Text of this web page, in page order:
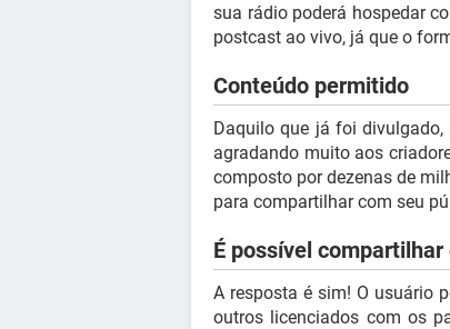
sua rádio poderá hospedar
postcast ao vivo, já que o
Conteúdo permitido
Daquilo que já foi
agradando muito aos
composto por dezenas de
para compartilhar com seu
É possível
A resposta é sim! O usuário
outros licenciados com os